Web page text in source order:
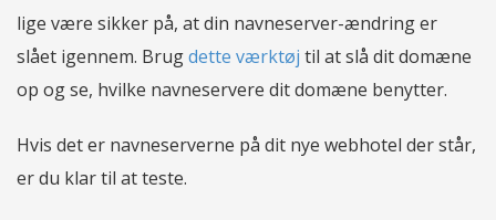
lige være sikker på, at din navneserver-ændring er
slået igennem. Brugdette værktøj til at slå dit domæne
op og se, hvilke navneservere dit domæne benytter.
Hvis det er navneserverne på dit nye webhotel der står,
er du klar til at teste.